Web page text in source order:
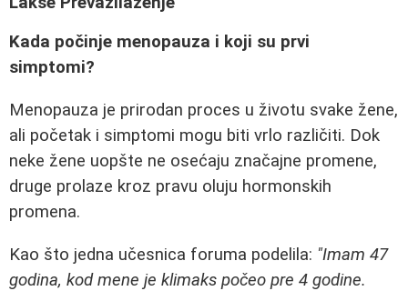
Kada počinje menopauza i koji su prvi
simptomi?
Menopauza je prirodan proces u životu svake žene,
ali početak i simptomi mogu biti vrlo različiti. Dok
neke žene uopšte ne osećaju značajne promene,
druge prolaze kroz pravu oluju hormonskih
promena.
Kao što jedna učesnica foruma podelila: "Imam 47
godina, kod mene je klimaks počeo pre 4 godine.